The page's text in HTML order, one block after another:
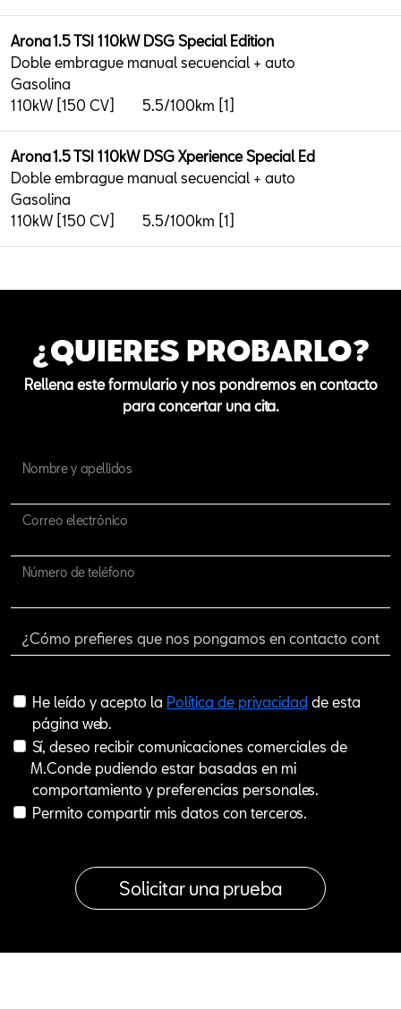
Arona 1.5 TSI 110kW DSG Special Edition
Doble embrague manual secuencial + auto
Gasolina
110kW [150 CV]
5.5/100km [1]
Arona 1.5 TSI 110kW DSG Xperience Special Ed
Doble embrague manual secuencial + auto
Gasolina
110kW [150 CV]
5.5/100km [1]
¿QUIERES PROBARLO?
Rellena este formulario y nos pondremos en contacto
para concertar una cita.
Nombre y apellidos
Correo electrónico
Número de teléfono
He leído y acepto la Política de privacidad de esta
página web.
Sí, deseo recibir comunicaciones comerciales de
M.Conde pudiendo estar basadas en mi
comportamiento y preferencias personales.
Permito compartir mis datos con terceros.